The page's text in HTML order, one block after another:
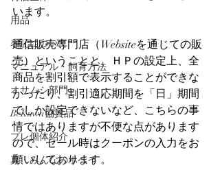
用品
表記について
マニュアル・飼育方法
オサムシ部門
BeKuwa協賛品
プレ個体紹介
真・みんなのホペイ
います。
通信販売専門店（Websiteを通じての販
売）ということと、ＨＰの設定上、全
商品を割引額で表示することができな
かったり、割引適応期間を「日」期間
でしか設定できないなど、こちらの事
情ではありますが不便な点があります
ので、セール時はクーポンの入力をお
願いしております。